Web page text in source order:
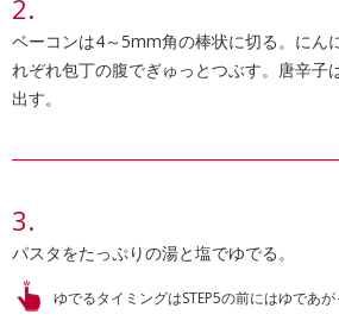
ベーコンは4～5mm角の棒状に切る。にん
れぞれ包丁の腹でぎゅっとつぶす。唐辛子
出す。
パスタをたっぷりの湯と塩でゆでる。
ゆでるタイミングはSTEP5の前にはゆであが